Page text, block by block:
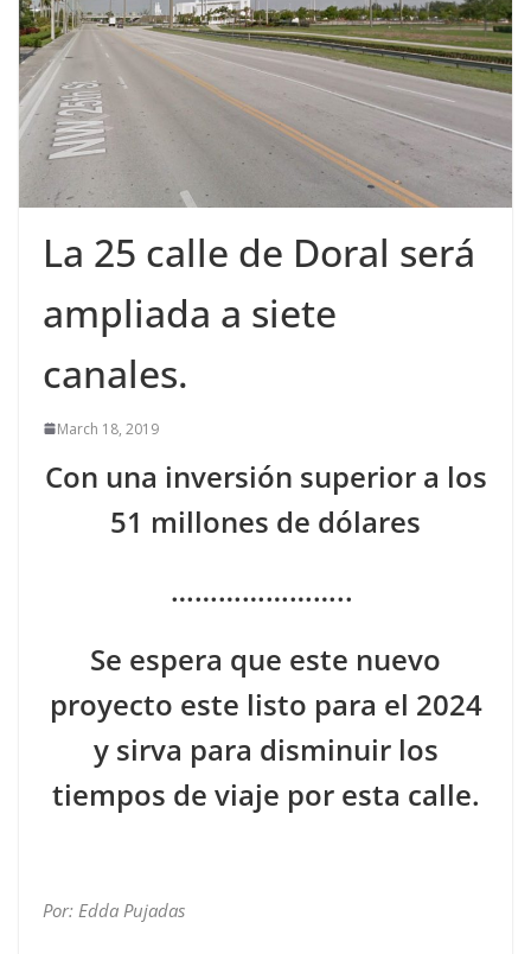
La 25 calle de Doral será
ampliada a siete
canales.
March 18, 2019
Con una inversión superior a los
51 millones de dólares
…………………..
Se espera que este nuevo
proyecto este listo para el 2024
y sirva para disminuir los
tiempos de viaje por esta calle.
Por: Edda Pujadas